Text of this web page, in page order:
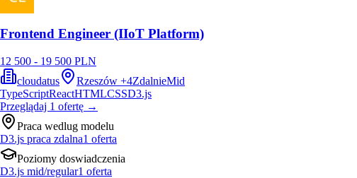
Frontend Engineer (IIoT Platform)
12 500 - 19 500 PLN
cloudatus
Rzeszów +4ZdalnieMid
TypeScriptReactHTMLCSSD3.js
Przeglądaj 1 ofertę →
Praca wedlug modelu
D3.js praca zdalna1 oferta
Poziomy doswiadczenia
D3.js mid/regular1 oferta